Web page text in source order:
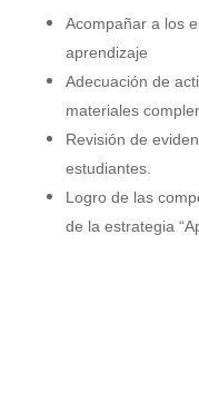
Acompañar a los
aprendizaje
Adecuación de
materiales
Revisión de
estudiantes.
Logro de las
de la estrategia